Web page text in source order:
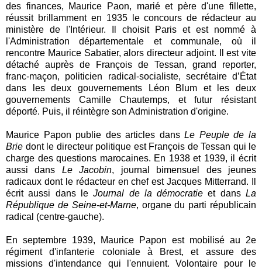
des finances, Maurice Paon, marié et père d'une fillette,
réussit brillamment en 1935 le concours de rédacteur au
ministère de l'Intérieur. Il choisit Paris et est nommé à
l'Administration départementale et communale, où il
rencontre Maurice Sabatier, alors directeur adjoint. Il est vite
détaché auprès de François de Tessan, grand reporter,
franc-maçon, politicien radical-socialiste, secrétaire d’État
dans les deux gouvernements Léon Blum et les deux
gouvernements Camille Chautemps, et futur résistant
déporté. Puis, il réintègre son Administration d'origine.
Maurice Papon publie des articles dansLe Peuple de la
Brie dont le directeur politique est François de Tessan qui le
charge des questions marocaines. En 1938 et 1939, il écrit
aussi dans Le Jacobin, journal bimensuel des jeunes
radicaux dont le rédacteur en chef est Jacques Mitterrand. Il
écrit aussi dans leJournal de la démocratie et dansLa
République de Seine-et-Marne, organe du parti républicain
radical (centre-gauche).
En septembre 1939, Maurice Papon est mobilisé au 2e
régiment d'infanterie coloniale à Brest, et assure des
missions d'intendance qui l'ennuient. Volontaire pour le